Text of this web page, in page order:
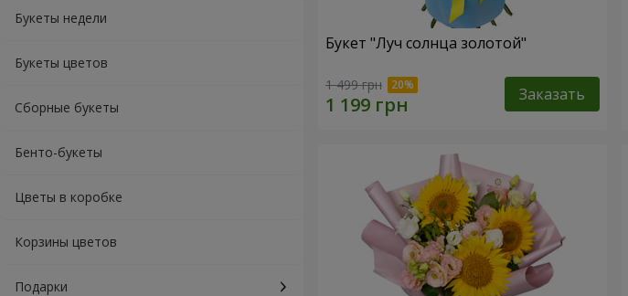
Букеты недели
Букеты цветов
Сборные букеты
Бенто-букеты
Цветы в коробке
Корзины цветов
Подарки
Букет "Луч солнца золотой"
1 499 грн Заказать